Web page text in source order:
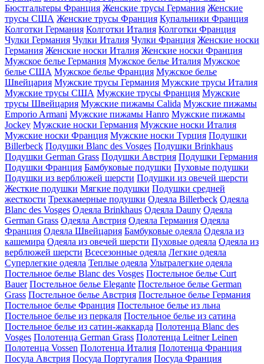
Бюстгальтеры Франция Женские трусы Германия Женские
трусы США Женские трусы Франция Купальники Франция
Колготки Германия Колготки Италия Колготки Франция
Чулки Германия Чулки Италия Чулки Франция Женские носки
Германия Женские носки Италия Женские носки Франция
Мужское белье Германия Мужское белье Италия Мужское
белье США Мужское белье Франция Мужское белье
Швейцария Мужские трусы Германия Мужские трусы Италия
Мужские трусы США Мужские трусы Франция Мужские
трусы Швейцария Мужские пижамы Calida Мужские пижамы
Emporio Armani Мужские пижамы Hanro Мужские пижамы
Jockey Мужские носки Германия Мужские носки Италия
Мужские носки Франция Мужские носки Турция Подушки
Billerbeck Подушки Blanc des Vosges Подушки Brinkhaus
Подушки German Grass Подушки Австрия Подушки Германия
Подушки Франция Бамбуковые подушки Пуховые подушки
Подушки из верблюжей шерсти Подушки из овечей шерсти
Жесткие подушки Мягкие подушки Подушки средней
жесткости Трехкамерные подушки Одеяла Billerbeck Одеяла
Blanc des Vosges Одеяла Brinkhaus Одеяла Dauny Одеяла
German Grass Одеяла Австрия Одеяла Германия Одеяла
Франция Одеяла Швейцария Бамбуковые одеяла Одеяла из
кашемира Одеяла из овечей шерсти Пуховые одеяла Одеяла из
верблюжей шерсти Всесезонные одеяла Легкие одеяла
Суперлегкие одеяла Теплые одеяла Ультралегкие одеяла
Постельное белье Blanc des Vosges Постельное белье Curt
Bauer Постельное белье Elegante Постельное белье German
Grass Постельное белье Австрия Постельное белье Германия
Постельное белье Франция Постельное белье из льна
Постельное белье из перкаля Постельное белье из сатина
Постельное белье из сатин-жаккарда Полотенца Blanc des
Vosges Полотенца German Grass Полотенца Leitner Leinen
Полотенца Vossen Полотенца Италия Полотенца Франция
Посуда Австрия Посуда Португалия Посуда Франция